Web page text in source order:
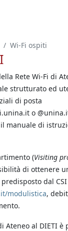
Wi-Fi ospiti
Rete Wi-Fi di
strutturato ed
di posta
o
manuale di
(Visiting
di ottenere
dal
modulistica,
Ateneo al DIETI è